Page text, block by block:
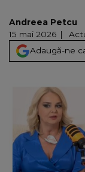
Andreea Petcu
15 mai 2026
Adaugă-ne